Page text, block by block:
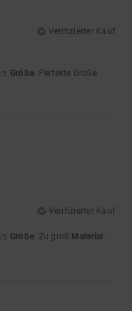
Verifizierter Kauf
/5 Größe: Perfekte Größe
Verifizierter Kauf
/5 Größe: Zu groß Material: